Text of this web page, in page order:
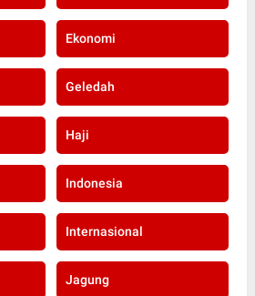
Ekonomi
Geledah
Haji
Indonesia
Internasional
Jagung